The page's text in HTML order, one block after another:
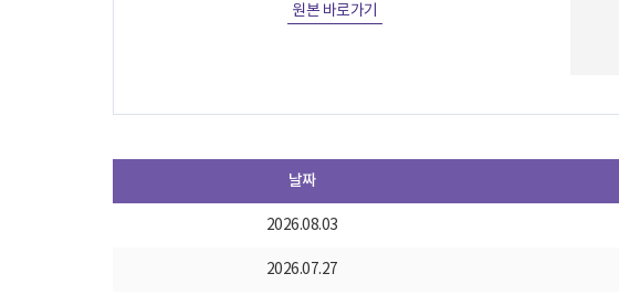
원본 바로가기
날짜
2026.08.03
2026.07.27